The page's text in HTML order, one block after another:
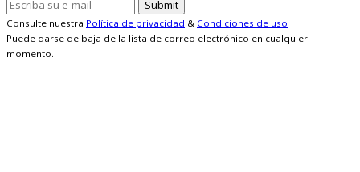
Consulte nuestra Política de privacidad & Condiciones de uso
Puede darse de baja de la lista de correo electrónico en cualquier
momento.